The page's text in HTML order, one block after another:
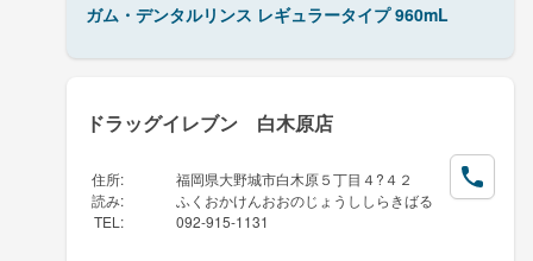
ガム・デンタルリンス レギュラータイプ 960mL
ドラッグイレブン 白木原店
住所:
福岡県大野城市白木原５丁目４?４２
読み:
ふくおかけんおおのじょうししらきばる
TEL : 092-915-1131